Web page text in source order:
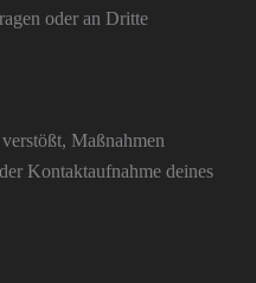
oder an Dritte
Maßnahmen
Kontaktaufnahme deines